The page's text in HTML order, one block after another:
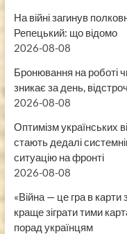
На війні загинув
Репецький: що відомо
2026-08-08
Бронювання на роботі
зникає за день,
2026-08-08
Оптимізм українських
стають дедалі
ситуацію на фронті
2026-08-08
«Війна — це гра в
краще зіграти тими
порад українцям